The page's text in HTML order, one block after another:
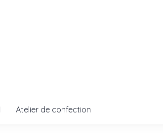
Atelier de confection